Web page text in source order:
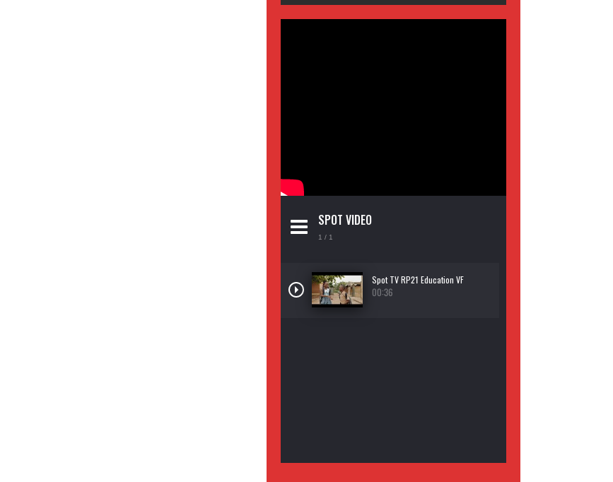
SPOT VIDEO
1 / 1
Spot TV RP21 Education VF
00:36